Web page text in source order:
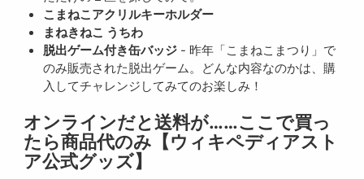
こまねこアクリルキーホルダー
まねきねこ うちわ
脱出ゲーム付き缶バッジ - 昨年「こまねこまつり」で
のみ販売された脱出ゲーム。どんな内容なのかは、購
入してチャレンジしてみてのお楽しみ！
オンラインだと送料が……ここで買っ
たら商品代のみ【ウィキペディアスト
ア公式グッズ】